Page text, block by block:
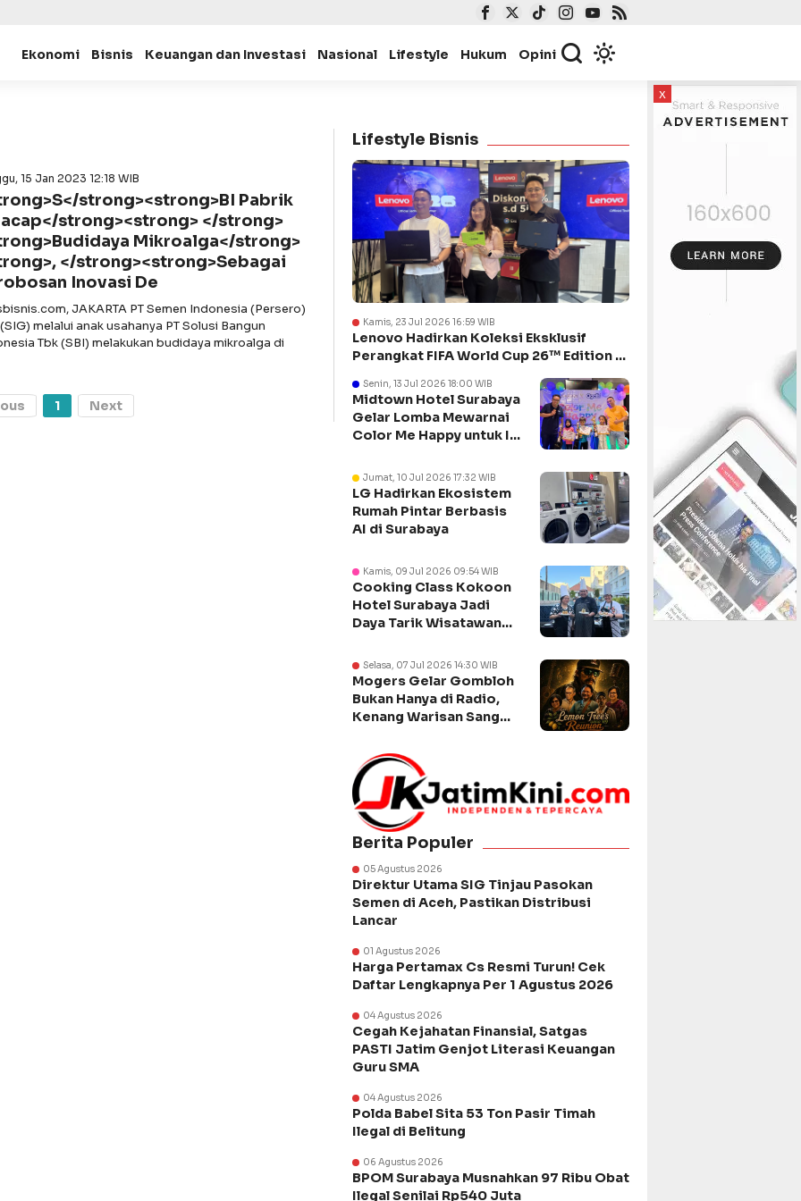
Ekonomi Bisnis Keuangan dan Investasi Nasional Lifestyle Hukum Opini
x
15 Jan 2023 12:18 WIB
strong><strong>BI Pabrik
strong><strong> </strong>
Mikroalga</strong>
</strong><strong>Sebagai
Inovasi De
JAKARTA PT Semen Indonesia (Persero)
melalui anak usahanya PT Solusi Bangun
Tbk (SBI) melakukan budidaya mikroalga di
1 Next
Lifestyle Bisnis
Kamis, 23 Jul 2026 16:59 WIB
Lenovo Hadirkan Koleksi Eksklusif
Perangkat FIFA World Cup 26™ Edition di
Senin, 13 Jul 2026 18:00 WIB
Midtown Hotel Surabaya
Gelar Lomba Mewarnai
Color Me Happy untuk Isi
Jumat, 10 Jul 2026 17:32 WIB
LG Hadirkan Ekosistem
Rumah Pintar Berbasis
AI di Surabaya
Kamis, 09 Jul 2026 09:54 WIB
Cooking Class Kokoon
Hotel Surabaya Jadi
Daya Tarik Wisatawan
Selasa, 07 Jul 2026 14:30 WIB
Mogers Gelar Gombloh
Bukan Hanya di Radio,
Kenang Warisan Sang
Berita Populer
05 Agustus 2026
Direktur Utama SIG Tinjau Pasokan
Semen di Aceh, Pastikan Distribusi
Lancar
01 Agustus 2026
Harga Pertamax Cs Resmi Turun! Cek
Daftar Lengkapnya Per 1 Agustus 2026
04 Agustus 2026
Cegah Kejahatan Finansial, Satgas
PASTI Jatim Genjot Literasi Keuangan
Guru SMA
04 Agustus 2026
Polda Babel Sita 53 Ton Pasir Timah
Ilegal di Belitung
06 Agustus 2026
BPOM Surabaya Musnahkan 97 Ribu Obat
Ilegal Senilai Rp540 Juta